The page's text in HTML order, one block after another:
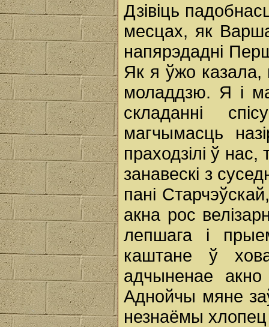
Дзівіць
месцах, як
напярэдадні
Як я ўжо казала,
моладдзю. Я і
складанні
магчымасць
праходзілі ў
занавескі з
пані
акна рос
лепшага і
каштане ў
адчыненае
Аднойчы мяне
незнаёмы хлопец